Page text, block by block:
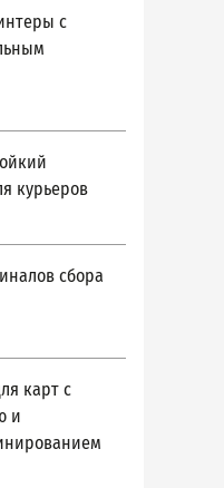
с
курьеров
сбора
карт с
и